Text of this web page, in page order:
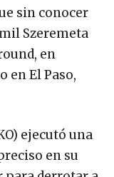
sin conocer
Szeremeta
en
en El Paso,
ejecutó una
en su